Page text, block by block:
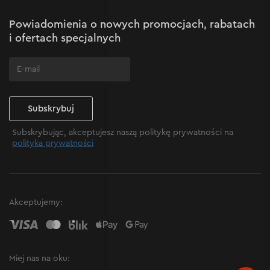
pracy z różnymi rodzajami mocowań;
6 końcówek nasadowych 1/4" – od 4 do 12 mm;
podczas pracy;
nasadowych;
plastikowa walizka – do uporządkowanego
przechowywania i transportu wszystkich
elementów zestawu.
Powiadomienia o nowych promocjach, rabatach
i ofertach specjalnych
Subskrybuj
Subskrybując, akceptujesz naszą politykę prywatności na
polityka prywatności
Akceptujemy:
Miej nas na oku: